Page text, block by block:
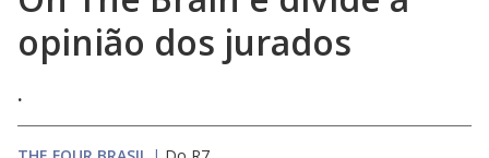
opinião dos jurados
.